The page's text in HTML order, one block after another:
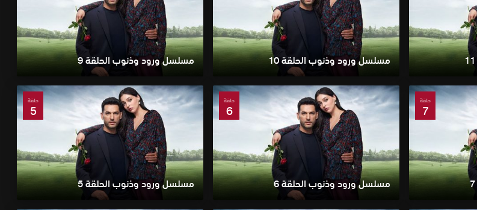
مسلسل ورود وذنوب الحلقة 10 مسلسل ورود وذنوب الحلقة 9
حلقة
7
حلقة
6
مسلسل ورود وذنوب الحلقة 6
حلقة
5
مسلسل ورود وذنوب الحلقة 5